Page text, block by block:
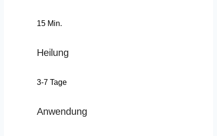
15 Min.
Heilung
3-7 Tage
Anwendung